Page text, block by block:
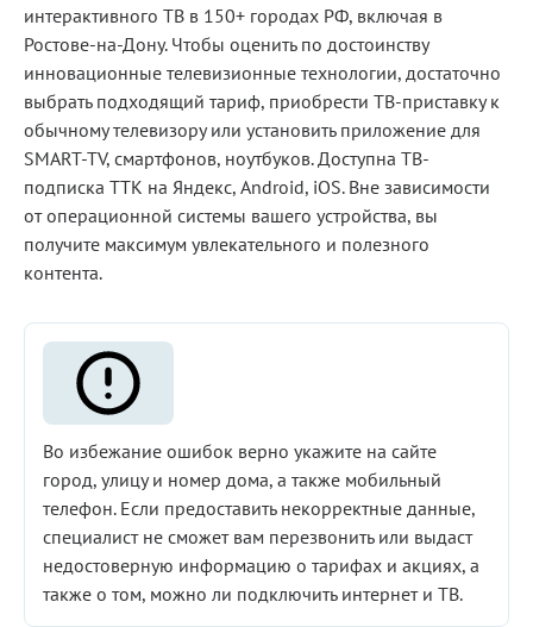
интерактивного ТВ в 150+ городах РФ, включая в
Ростове-на-Дону. Чтобы оценить по достоинству
инновационные телевизионные технологии, достаточно
выбрать подходящий тариф, приобрести ТВ-приставку к
обычному телевизору или установить приложение для
SMART-TV, смартфонов, ноутбуков. Доступна ТВ-
подписка ТТК на Яндекс, Android, iOS. Вне зависимости
от операционной системы вашего устройства, вы
получите максимум увлекательного и полезного
контента.
Во избежание ошибок верно укажите на сайте
город, улицу и номер дома, а также мобильный
телефон. Если предоставить некорректные данные,
специалист не сможет вам перезвонить или выдаст
недостоверную информацию о тарифах и акциях, а
также о том, можно ли подключить интернет и ТВ.